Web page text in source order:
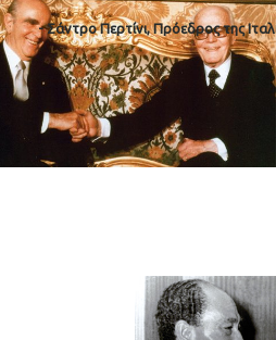
- Σάντρο Περτίνι, Πρόεδρος της